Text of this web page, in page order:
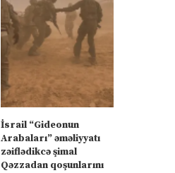
İsrail “Gideonun
Arabaları” əməliyyatı
zəiflədikcə şimal
Qəzzadan qoşunlarını